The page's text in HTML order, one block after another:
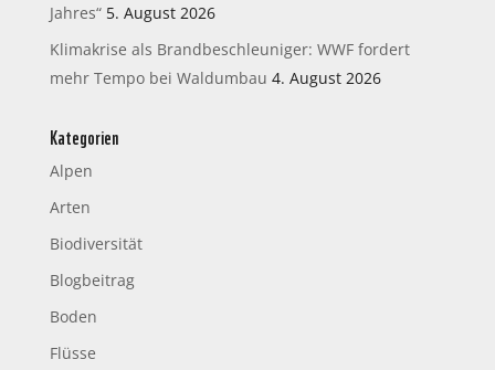
Jahres“ 5. August 2026
Klimakrise als Brandbeschleuniger: WWF fordert
mehr Tempo bei Waldumbau 4. August 2026
Kategorien
Alpen
Arten
Biodiversität
Blogbeitrag
Boden
Flüsse